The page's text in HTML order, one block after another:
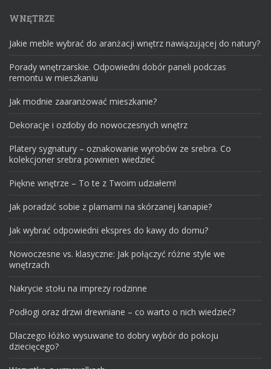
WNĘTRZE
Jakie meble wybrać do aranżacji wnętrz nawiązującej do natury?
Porady wnętrzarskie. Odpowiedni dobór paneli podczas
remontu w mieszkaniu
Jak modnie zaaranżować mieszkanie?
Dekoracje i ozdoby do nowoczesnych wnętrz
Platery sygnatury – oznakowanie wyrobów ze srebra. Co
kolekcjoner srebra powinien wiedzieć
Piękne wnętrze – To te z Twoim udziałem!
Jak poradzić sobie z plamami na skórzanej kanapie?
Jak wybrać odpowiedni ekspres do kawy do domu?
Nowoczesne vs. klasyczne: Jak połączyć różne style we
wnętrzach
Nakrycie stołu na imprezy rodzinne
Podłogi oraz drzwi drewniane – co warto o nich wiedzieć?
Dlaczego łóżko wysuwane to dobry wybór do pokoju
dziecięcego?